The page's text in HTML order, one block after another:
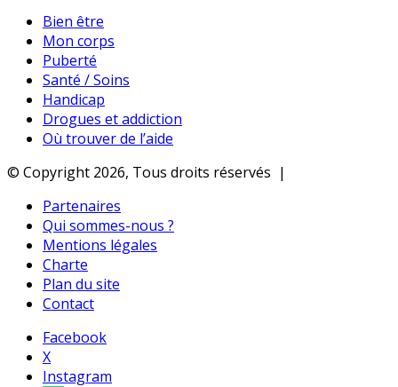
Bien être
Mon corps
Puberté
Santé / Soins
Handicap
Drogues et addiction
Où trouver de l’aide
© Copyright 2026, Tous droits réservés |
Partenaires
Qui sommes-nous ?
Mentions légales
Charte
Plan du site
Contact
Facebook
X
Instagram